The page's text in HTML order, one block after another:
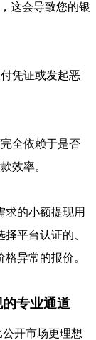
这会导致您的银
凭证或发起恶
完全依赖于是否
效率。
求的小额提现用
平台认证的、
异常的报价。
专业通道
开市场更理想